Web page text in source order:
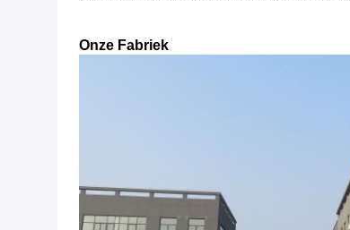
Onze Fabriek